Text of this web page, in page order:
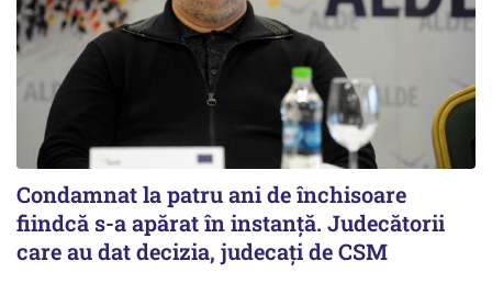
Condamnat la patru ani de închisoare
fiindcă s-a apărat în instanță. Judecătorii
care au dat decizia, judecați de CSM